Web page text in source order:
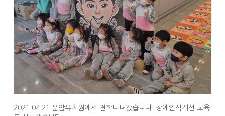
2021.04.21 운암유치원에서 견학다녀갔습니다. 장애인식개선 교육